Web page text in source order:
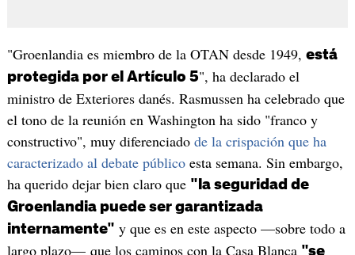
"Groenlandia es miembro de la OTAN desde 1949, está
protegida por el Artículo 5", ha declarado el
ministro de Exteriores danés. Rasmussen ha celebrado que
el tono de la reunión en Washington ha sido "franco y
constructivo", muy diferenciado de la crispación que ha
caracterizado al debate públicoesta semana. Sin embargo,
ha querido dejar bien claro que "la seguridad de
Groenlandia puede ser garantizada
internamente" y que es en este aspecto —sobre todo a
largo plazo— que los caminos con la Casa Blanca "se